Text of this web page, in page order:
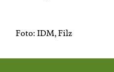
Foto: IDM, Filz